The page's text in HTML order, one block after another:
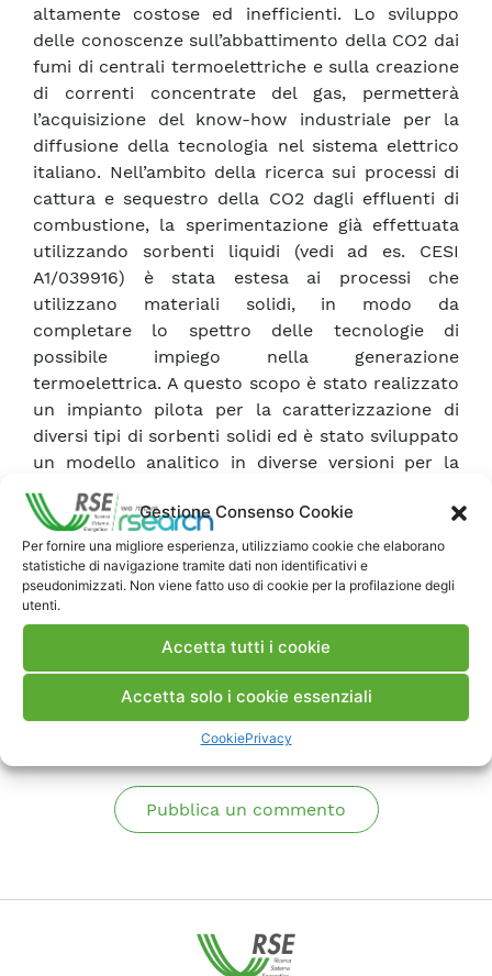
Gestione Consenso Cookie
Per fornire una migliore esperienza, utilizziamo cookie che elaborano
statistiche di navigazione tramite dati non identificativi e
pseudonimizzati. Non viene fatto uso di cookie per la profilazione degli
utenti.
Accetta tutti i cookie
Accetta solo i cookie essenziali
CookiePrivacy
altamente costose ed inefficienti. Lo sviluppo
delle conoscenze sull’abbattimento della CO2 dai
fumi di centrali termoelettriche e sulla creazione
di correnti concentrate del gas, permetterà
l’acquisizione del know-how industriale per la
diffusione della tecnologia nel sistema elettrico
italiano. Nell’ambito della ricerca sui processi di
cattura e sequestro della CO2 dagli effluenti di
combustione, la sperimentazione già effettuata
utilizzando sorbenti liquidi (vedi ad es. CESI
A1/039916) è stata estesa ai processi che
utilizzano materiali solidi, in modo da
completare lo spettro delle tecnologie di
possibile impiego nella generazione
termoelettrica. A questo scopo è stato realizzato
un impianto pilota per la caratterizzazione di
diversi tipi di sorbenti solidi ed è stato sviluppato
un modello analitico in diverse versioni per la
valutazione delle prestazioni del processo
simulato in laboratorio. Le tre versioni sviluppate
hanno diversi campi di applicabilità e diverse
caratteristiche.
Scarica Rapporto
Commenti
Pubblica un commento